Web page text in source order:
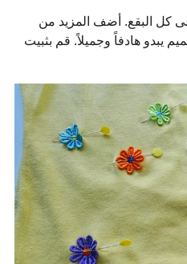
كل البقع. أضف المزيد من
يبدو هادفاً وجميلاً. قم بثبيت